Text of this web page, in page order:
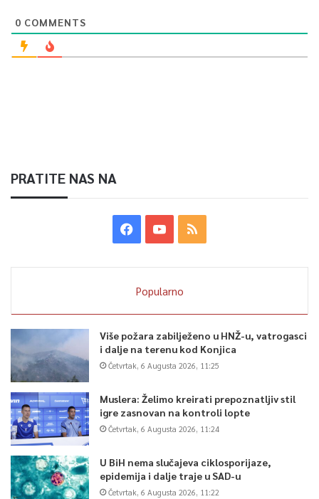
0 COMMENTS
PRATITE NAS NA
Popularno
Više požara zabilježeno u HNŽ-u, vatrogasci
i dalje na terenu kod Konjica
Četvrtak, 6 Augusta 2026, 11:25
Muslera: Želimo kreirati prepoznatljiv stil
igre zasnovan na kontroli lopte
Četvrtak, 6 Augusta 2026, 11:24
U BiH nema slučajeva ciklosporijaze,
epidemija i dalje traje u SAD-u
Četvrtak, 6 Augusta 2026, 11:22